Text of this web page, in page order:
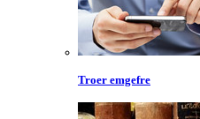
Troer emgefre